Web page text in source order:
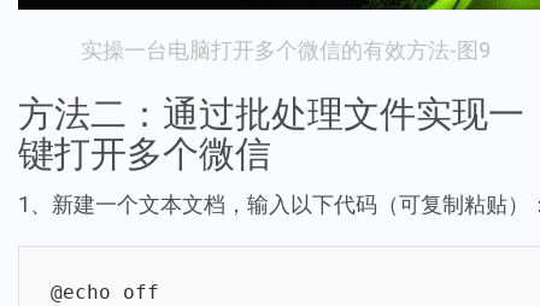
实操一台电脑打开多个微信的有效方法-图9
方法二：通过批处理文件实现一
键打开多个微信
1、新建一个文本文档，输入以下代码（可复制粘贴）
@echo off